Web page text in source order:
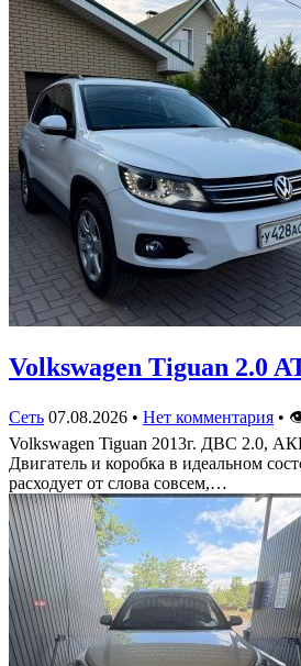
Volkswagen Tiguan 2.0
Сеть 07.08.2026 • Нет комментария •
Volkswagen Tiguan 2013г. ДВС 2.0,
Двигатель и коробка в идеальном
расходует от слова совсем,…